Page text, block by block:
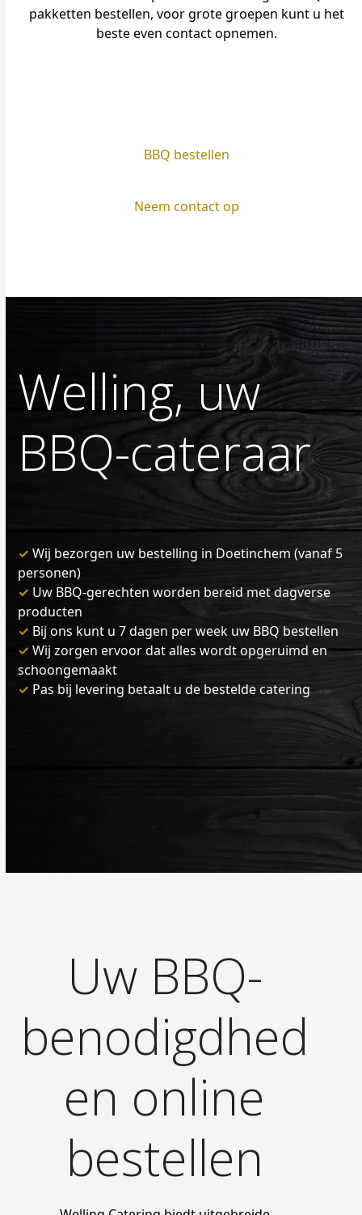
pakketten bestellen, voor grote groepen kunt u het
beste even contact opnemen.
BBQ bestellen
Neem contact op
Welling, uw
BBQ-cateraar
✓ Wij bezorgen uw bestelling in Doetinchem (vanaf 5
personen)
✓ Uw BBQ-gerechten worden bereid met dagverse
producten
✓ Bij ons kunt u 7 dagen per week uw BBQ bestellen
✓ Wij zorgen ervoor dat alles wordt opgeruimd en
schoongemaakt
✓ Pas bij levering betaalt u de bestelde catering
Uw BBQ-
benodigdhed
en online
bestellen